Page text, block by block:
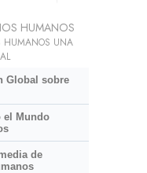
HUMANOS
HUMANOS UNA
Global sobre
el Mundo
de